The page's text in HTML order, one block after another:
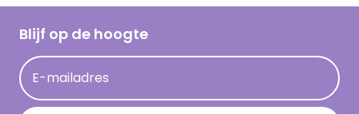
Hallmark Kaartclub
Acties
Persberichten
Cadeau inspiratie
Op kamp gedichten en versjes
Leuke en grappige op kamp teksten
kamppost inspiratie
Blijf op de hoogte
E-mailadres